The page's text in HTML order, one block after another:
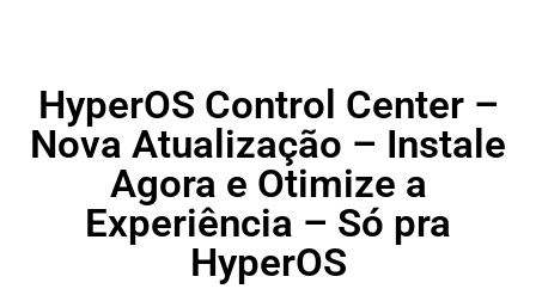
HyperOS Control Center –
Nova Atualização – Instale
Agora e Otimize a
Experiência – Só pra
HyperOS